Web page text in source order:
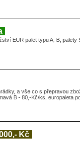
EUR palet typu A, B, palety
a vše co s přepravou
B - 80,-Kč/ks, europaleta
Kč